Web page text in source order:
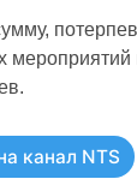
канал NTS